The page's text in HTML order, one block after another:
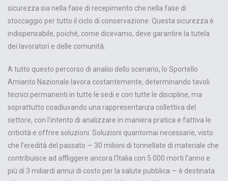
sicurezza sia nella fase di recepimento che nella fase di
stoccaggio per tutto il ciclo di conservazione. Questa sicurezza è
indispensabile, poiché, come dicevamo, deve garantire la tutela
dei lavoratori e delle comunità.
A tutto questo percorso di analisi dello scenario, lo Sportello
Amianto Nazionale lavora costantemente, determinando tavoli
tecnici permanenti in tutte le sedi e con tutte le discipline, ma
soprattutto coadiuvando una rappresentanza collettiva del
settore, con l’intento di analizzare in maniera pratica e fattiva le
criticità e offrire soluzioni. Soluzioni quantomai necessarie, visto
che l’eredità del passato — 30 milioni di tonnellate di materiale che
contribuisce ad affliggere ancora l’Italia con 5.000 morti l’anno e
più di 3 miliardi annui di costo per la salute pubblica — è destinata